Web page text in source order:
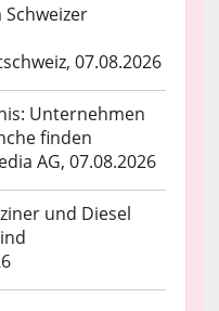
Schweizer
07.08.2026
Unternehmen
finden
AG, 07.08.2026
und Diesel